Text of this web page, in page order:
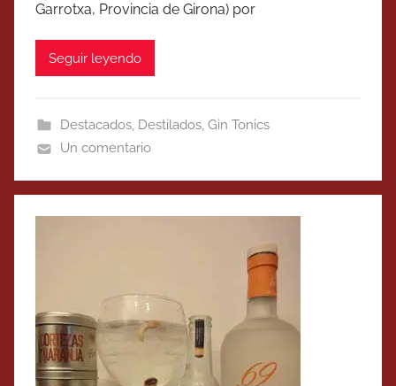
Garrotxa, Provincia de Girona) por
Seguir leyendo
Destacados, Destilados, Gin Tonics
Un comentario